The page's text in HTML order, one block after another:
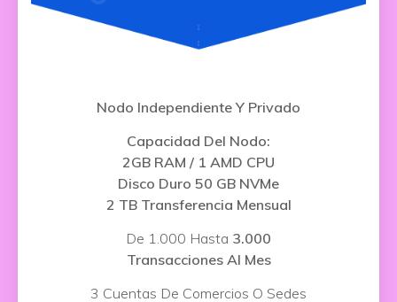
Nodo Independiente Y Privado
Capacidad Del Nodo:
2GB RAM / 1 AMD CPU
Disco Duro 50 GB NVMe
2 TB Transferencia Mensual
De 1.000 Hasta 3.000
Transacciones Al Mes
3 Cuentas De Comercios O Sedes